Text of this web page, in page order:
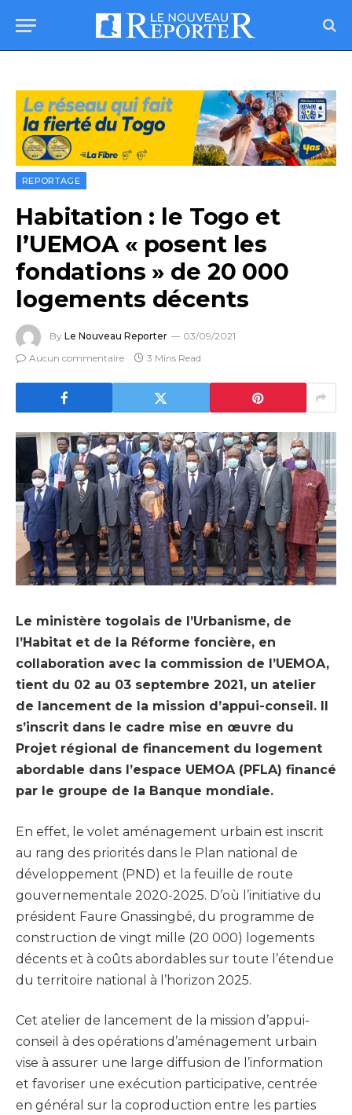
REPORTAGE
Habitation : le Togo et
l’UEMOA « posent les
fondations » de 20 000
logements décents
By Le Nouveau Reporter
03/09/2021
Aucun commentaire
3 Mins Read
Le ministère togolais de l’Urbanisme, de
l’Habitat et de la Réforme foncière, en
collaboration avec la commission de l’UEMOA,
tient du 02 au 03 septembre 2021, un atelier
de lancement de la mission d’appui-conseil. Il
s’inscrit dans le cadre mise en œuvre du
Projet régional de financement du logement
abordable dans l’espace UEMOA (PFLA) financé
par le groupe de la Banque mondiale.
En effet, le volet aménagement urbain est inscrit
au rang des priorités dans le Plan national de
développement (PND) et la feuille de route
gouvernementale 2020-2025. D’où l’initiative du
président Faure Gnassingbé, du programme de
construction de vingt mille (20 000) logements
décents et à coûts abordables sur toute l’étendue
du territoire national à l’horizon 2025.
Cet atelier de lancement de la mission d’appui-
conseil à des opérations d’aménagement urbain
vise à assurer une large diffusion de l’information
et favoriser une exécution participative, centrée
en général sur la coproduction entre les parties